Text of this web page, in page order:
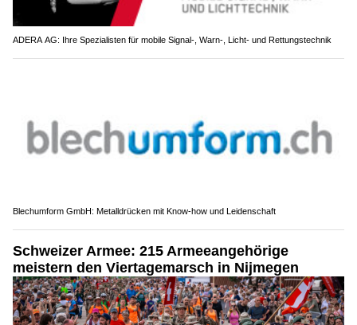
ADERA AG: Ihre Spezialisten für mobile Signal-, Warn-, Licht- und Rettungstechnik
Blechumform GmbH: Metalldrücken mit Know-how und Leidenschaft
Schweizer Armee: 215 Armeeangehörige
meistern den Viertagemarsch in Nijmegen